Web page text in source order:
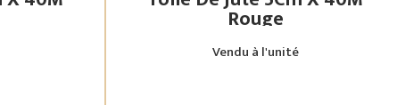
Rouge
Vendu à l'unité